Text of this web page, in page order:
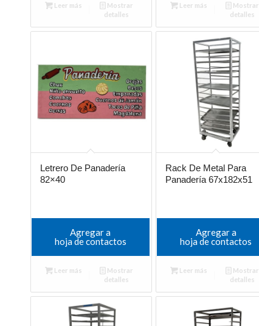
Leer más
Mostrar
detalles
Leer más
Mostrar
detalles
Letrero De Panadería
82×40
Agregar a
hoja de contactos
Leer más
Mostrar
detalles
Rack De Metal Para
Panadería 67x182x51
Agregar a
hoja de contactos
Leer más
Mostrar
detalles